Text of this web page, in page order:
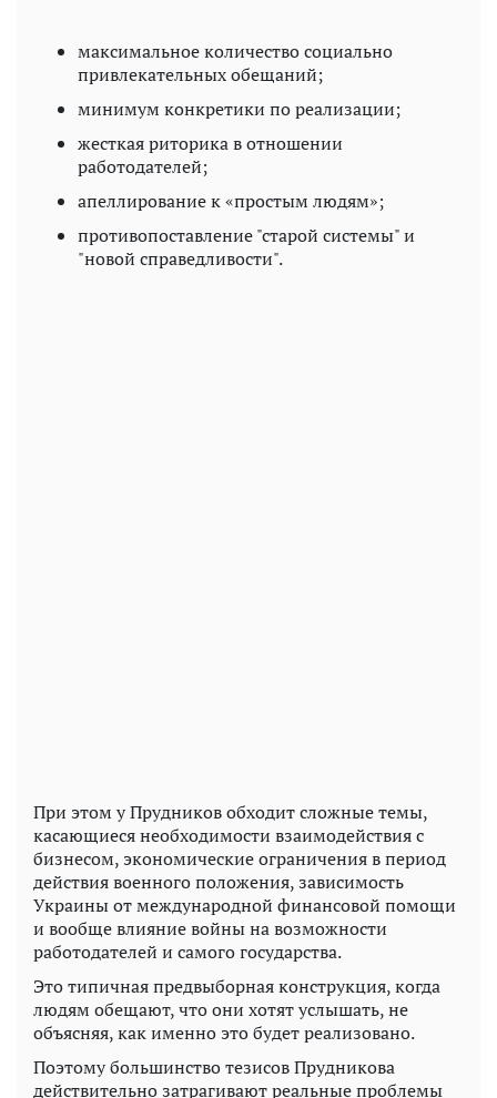
максимальное количество социально
привлекательных обещаний;
минимум конкретики по реализации;
жесткая риторика в отношении
работодателей;
апеллирование к «простым людям»;
противопоставление "старой системы" и
"новой справедливости".
При этом у Прудников обходит сложные темы,
касающиеся необходимости взаимодействия с
бизнесом, экономические ограничения в период
действия военного положения, зависимость
Украины от международной финансовой помощи
и вообще влияние войны на возможности
работодателей и самого государства.
Это типичная предвыборная конструкция, когда
людям обещают, что они хотят услышать, не
объясняя, как именно это будет реализовано.
Поэтому большинство тезисов Прудникова
действительно затрагивают реальные проблемы